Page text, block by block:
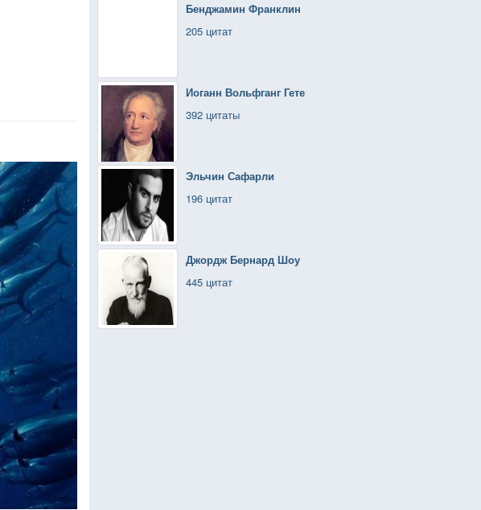
Бенджамин Франклин
205 цитат
Иоганн Вольфганг Гете
392 цитаты
Эльчин Сафарли
196 цитат
Джордж Бернард Шоу
445 цитат